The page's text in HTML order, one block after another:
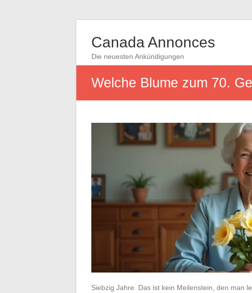
Canada Annonces
Die neuesten Ankündigungen
Welche Blume zum 70.
Siebzig Jahre. Das ist kein Meilenstein, den man